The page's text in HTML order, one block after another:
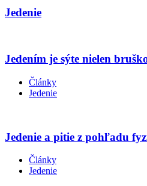
Jedenie
Jedením je sýte nielen
Články
Jedenie
Jedenie a pitie z pohľadu
Články
Jedenie